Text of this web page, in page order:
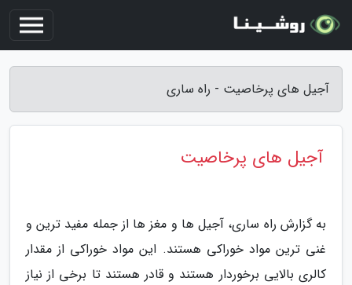
آجیل های پرخاصیت - راه ساری
آجیل های پرخاصیت
به گزارش راه ساری، آجیل ها و مغز ها از جمله مفید ترین و
غنی ترین مواد خوراکی هستند. این مواد خوراکی از مقدار
کالری بالایی برخوردار هستند و قادر هستند تا برخی از نیاز